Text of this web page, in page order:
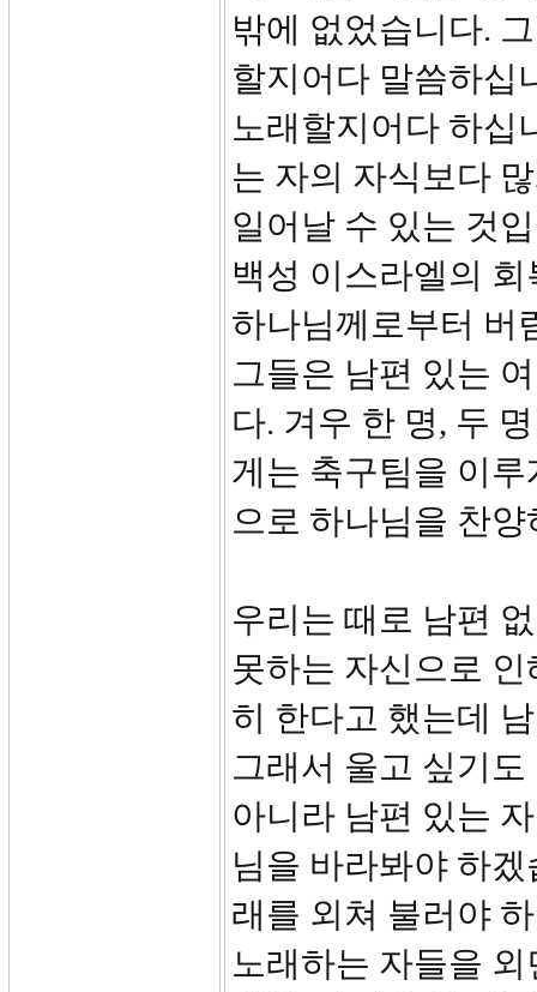
밖에 없었습니다.
할지어다 말씀하십
노래할지어다 하십
는 자의 자식보다
일어날 수 있는 것
백성 이스라엘의
하나님께로부터 버
그들은 남편 있는
다. 겨우 한 명, 두
게는 축구팀을 이
으로 하나님을 찬
우리는 때로 남편
못하는 자신으로
히 한다고 했는데
그래서 울고 싶기
아니라 남편 있는
님을 바라봐야 하
래를 외쳐 불러야
노래하는 자들을